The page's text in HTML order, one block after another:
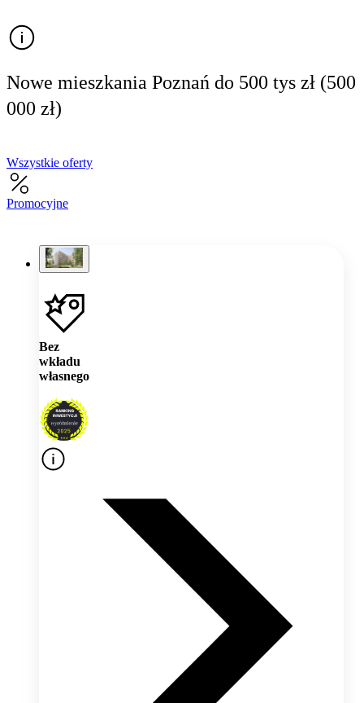
Nowe mieszkania Poznań do 500 tys zł (500
000 zł)
Wszystkie oferty
Promocyjne
Bez
wkładu
własnego